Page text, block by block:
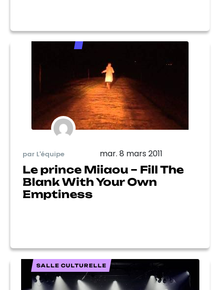
par L'équipe mar. 8 mars 2011
Le prince Miiaou – Fill The
Blank With Your Own
Emptiness
SALLE CULTURELLE